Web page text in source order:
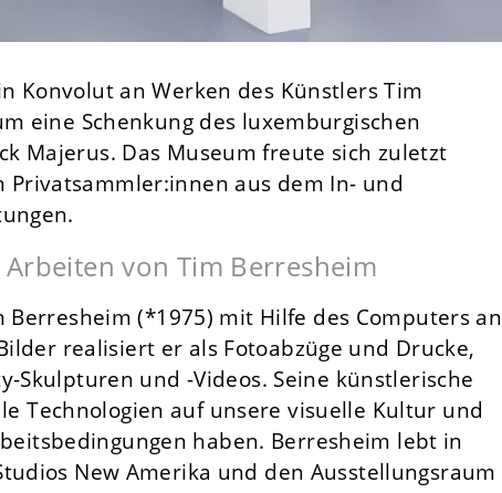
Konvolut an Werken des Künstlers Tim
eine Schenkung des luxemburgischen
Majerus. Das Museum freute sich zuletzt
aus dem In- und
von Tim Berresheim
(*1975) mit Hilfe des Computers an
realisiert er als Fotoabzüge und Drucke,
Skulpturen und -Videos. Seine künstlerische
Technologien auf unsere visuelle Kultur und
haben. Berresheim lebt in
New Amerika und den Ausstellungsraum